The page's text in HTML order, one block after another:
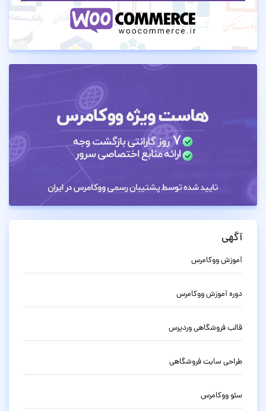
آگهی
آموزش ووکامرس
دوره آموزش ووکامرس
قالب فروشگاهی وردپرس
طراحی سایت فروشگاهی
سئو ووکامرس